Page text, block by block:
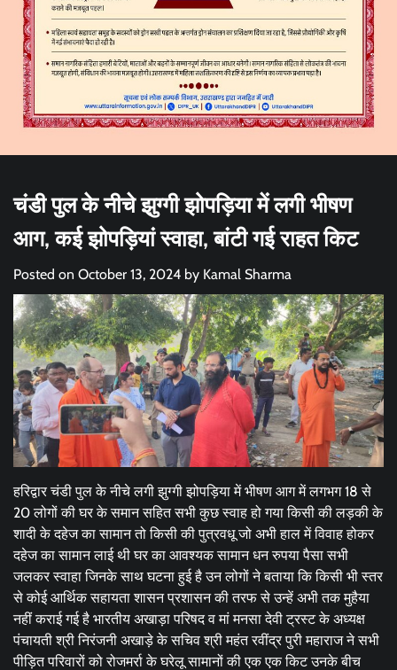
चंडी पुल के नीचे झुग्गी झोपड़िया में लगी भीषण
आग, कई झोपड़ियां स्वाहा, बांटी गई राहत किट
Posted on October 13, 2024 by Kamal Sharma
हरिद्वार चंडी पुल के नीचे लगी झुग्गी झोपड़िया में भीषण आग में लगभग 18 से
20 लोगों की घर के समान सहित सभी कुछ स्वाह हो गया किसी की लड़की के
शादी के दहेज का सामान तो किसी की पुत्रवधू जो अभी हाल में विवाह होकर
दहेज का सामान लाई थी घर का आवश्यक सामान धन रुपया पैसा सभी
जलकर स्वाहा जिनके साथ घटना हुई है उन लोगों ने बताया कि किसी भी स्तर
से कोई आर्थिक सहायता शासन प्रशासन की तरफ से उन्हें अभी तक मुहैया
नहीं कराई गई है भारतीय अखाड़ा परिषद व मां मनसा देवी ट्रस्ट के अध्यक्ष
पंचायती श्री निरंजनी अखाड़े के सचिव श्री महंत रवींद्र पुरी महाराज ने सभी
पीड़ित परिवारों को रोजमर्रा के घरेलू सामानों की एक एक किट उनके बीच